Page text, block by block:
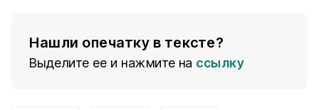
Нашли опечатку в тексте?
Выделите ее и нажмите на ссылку